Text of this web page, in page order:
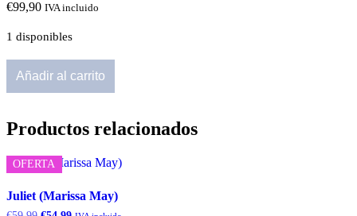
€99,90 IVA incluido
1 disponibles
(Doris
Moyers)
final
cantidad
Añadir al carrito
Productos relacionados
OFERTA
Juliet (Marissa May)